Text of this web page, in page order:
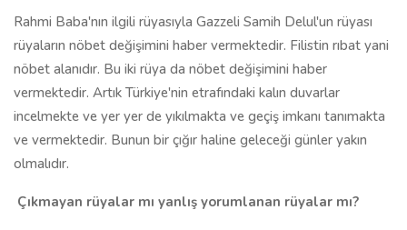
Rahmi Baba'nın ilgili rüyasıyla Gazzeli Samih Delul'un rüyası
rüyaların nöbet değişimini haber vermektedir. Filistin rıbat yani
nöbet alanıdır. Bu iki rüya da nöbet değişimini haber
vermektedir. Artık Türkiye'nin etrafındaki kalın duvarlar
incelmekte ve yer yer de yıkılmakta ve geçiş imkanı tanımakta
ve vermektedir. Bunun bir çığır haline geleceği günler yakın
olmalıdır.
Çıkmayan rüyalar mı yanlış yorumlanan rüyalar mı?